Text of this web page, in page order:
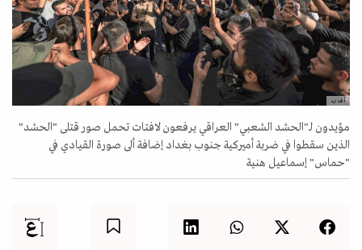
أ ف ب
مؤيدون لـ"الحشد الشعبي" العراقي يرفعون لافتات تحمل صور قتلى "الحشد"
الذين سقطوا في ضربة أميركية جنوب بغداد إضافة ألى صورة القيادي في
"حماس" إسماعيل هنية